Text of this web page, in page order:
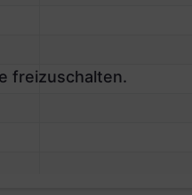
freizuschalten.